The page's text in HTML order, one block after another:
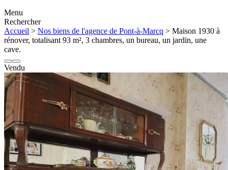
Menu
Rechercher
Accueil > Nos biens de l'agence de Pont-à-Marcq > Maison 1930 à
rénover, totalisant 93 m², 3 chambres, un bureau, un jardin, une
cave.
Vendu